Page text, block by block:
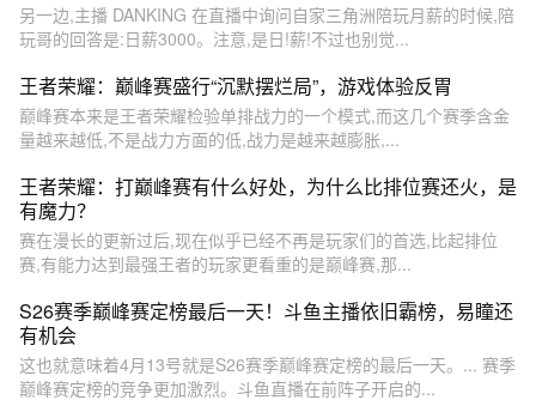
另一边,主播 DANKING 在直播中询问自家三角洲陪玩月薪的时候,陪
玩哥的回答是:日薪3000。注意,是日!薪!不过也别觉...
王者荣耀：巅峰赛盛行“沉默摆烂局”，游戏体验反胃
巅峰赛本来是王者荣耀检验单排战力的一个模式,而这几个赛季含金
量越来越低,不是战力方面的低,战力是越来越膨胀,...
王者荣耀：打巅峰赛有什么好处，为什么比排位赛还火，是
有魔力？
赛在漫长的更新过后,现在似乎已经不再是玩家们的首选,比起排位
赛,有能力达到最强王者的玩家更看重的是巅峰赛,那...
S26赛季巅峰赛定榜最后一天！斗鱼主播依旧霸榜，易瞳还
有机会
这也就意味着4月13号就是S26赛季巅峰赛定榜的最后一天。... 赛季
巅峰赛定榜的竞争更加激烈。斗鱼直播在前阵子开启的...